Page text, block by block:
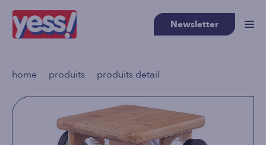
Newsletter
home produits produits detail